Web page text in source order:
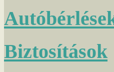
Biztosítások